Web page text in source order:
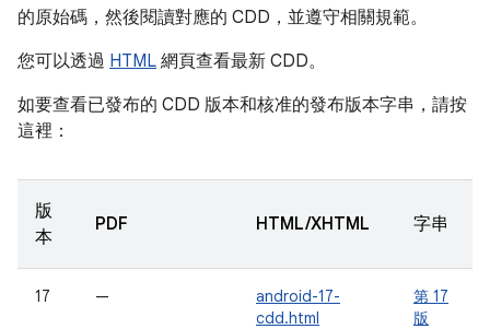
的原始碼，然後閱讀對應的 CDD，並遵守相關規範。
您可以透過 HTML 網頁查看最新 CDD。
如要查看已發布的 CDD 版本和核准的發布版本字串，請按
這裡：
版
本
PDF HTML/XHTML 字串
17 —
android-17-
cdd.html
第 17
版